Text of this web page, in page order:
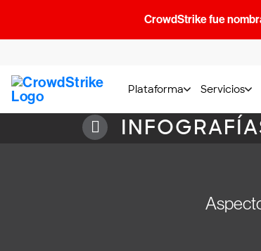
CrowdStrike fue
Plataforma Servicios